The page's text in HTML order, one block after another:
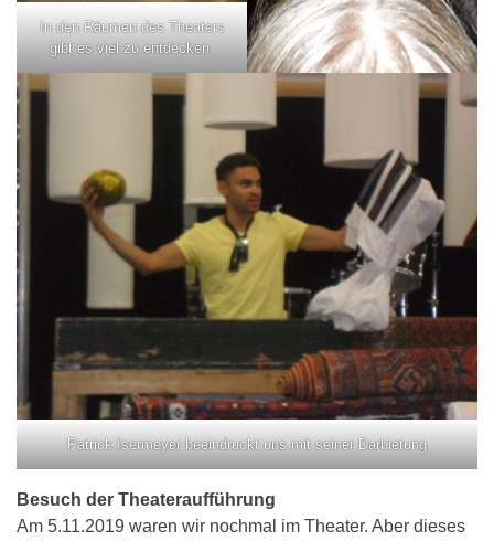
In den Räumen des Theaters
gibt es viel zu entdecken.
Patrick Isermeyer beeindruckt uns mit seiner Darbietung
Besuch der Theateraufführung
Am 5.11.2019 waren wir nochmal im Theater. Aber dieses